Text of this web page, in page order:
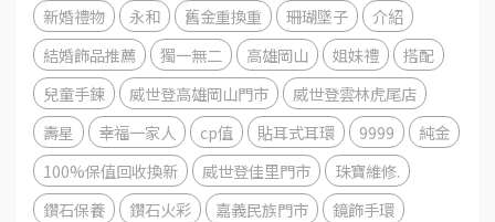
新婚禮物
永和 舊金重換重 珊瑚墜子
介紹
結婚飾品推薦
獨一無二 高雄岡山 姐妹禮
搭配
兒童手鍊
威世登高雄岡山門市
威世登雲林虎尾店
壽星
幸福一家人 cp值 貼耳式耳環 9999
純金
100%保值回收換新
威世登佳里門市
珠寶維修.
鑽石保養
鑽石火彩 嘉義民族門市
鏡飾手環